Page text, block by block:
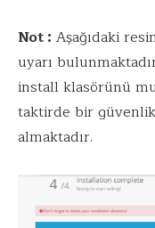
Not : Aşağıdaki
uyarı
install klasörünü
taktirde bir
almaktadır.